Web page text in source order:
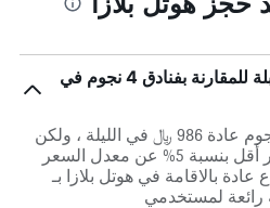
هل الأسعار في هوتل بلازا قابلة للمقارنة بفنادق 4 نجوم في
تكلف فنادق باغ المصنفة 4 نجوم عادة 986 ﷼ في الليلة ، ولكن
وسطياً يتوفر هوتل بلازا بسعر أقل بنسبة 5% عن معدل السعر
بالاقامة في هوتل بلازا بـ
رائعة لمستخدمي